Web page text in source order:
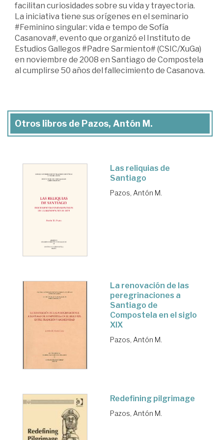
facilitan curiosidades sobre su vida y trayectoria.
La iniciativa tiene sus orígenes en el seminario
#Feminino singular: vida e tempo de Sofía
Casanova#, evento que organizó el Instituto de
Estudios Gallegos #Padre Sarmiento# (CSIC/XuGa)
en noviembre de 2008 en Santiago de Compostela
al cumplirse 50 años del fallecimiento de Casanova.
Otros libros de Pazos, Antón M.
Las reliquias de
Santiago
Pazos, Antón M.
La renovación de las
peregrinaciones a
Santiago de
Compostela en el siglo
XIX
Pazos, Antón M.
Redefining pilgrimage
Pazos, Antón M.